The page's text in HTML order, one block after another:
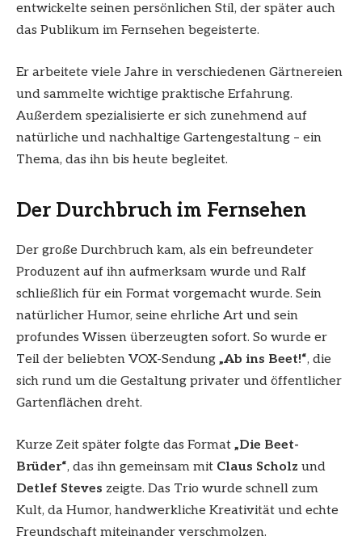
entwickelte seinen persönlichen Stil, der später auch
das Publikum im Fernsehen begeisterte.
Er arbeitete viele Jahre in verschiedenen Gärtnereien
und sammelte wichtige praktische Erfahrung.
Außerdem spezialisierte er sich zunehmend auf
natürliche und nachhaltige Gartengestaltung – ein
Thema, das ihn bis heute begleitet.
Der Durchbruch im Fernsehen
Der große Durchbruch kam, als ein befreundeter
Produzent auf ihn aufmerksam wurde und Ralf
schließlich für ein Format vorgemacht wurde. Sein
natürlicher Humor, seine ehrliche Art und sein
profundes Wissen überzeugten sofort. So wurde er
Teil der beliebten VOX-Sendung „Ab ins Beet!“, die
sich rund um die Gestaltung privater und öffentlicher
Gartenflächen dreht.
Kurze Zeit später folgte das Format „Die Beet-
Brüder“, das ihn gemeinsam mit Claus Scholz und
Detlef Steves zeigte. Das Trio wurde schnell zum
Kult, da Humor, handwerkliche Kreativität und echte
Freundschaft miteinander verschmolzen.